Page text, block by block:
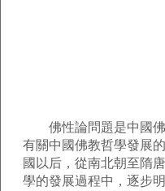
佛性論問題是中國佛
有關中國佛教哲學發展
國以后，從南北朝至隋
學的發展過程中，逐步